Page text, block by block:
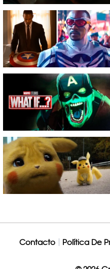
Contacto Política De